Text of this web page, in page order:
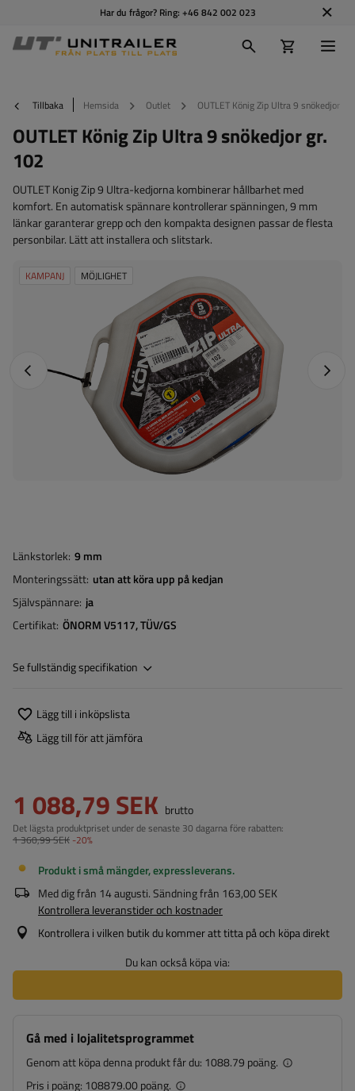
Har du frågor? Ring: +46 842 002 023
Tillbaka Hemsida Outlet OUTLET König Zip Ultra 9 snökedjor
OUTLET König Zip Ultra 9 snökedjor gr.
102
OUTLET Konig Zip 9 Ultra-kedjorna kombinerar hållbarhet med
komfort. En automatisk spännare kontrollerar spänningen, 9 mm
länkar garanterar grepp och den kompakta designen passar de flesta
personbilar. Lätt att installera och slitstark.
Föregående foto Nästa
KAMPANJ MÖJLIGHET
Länkstorlek 9 mm
Monteringssätt utan att köra upp på kedjan
Självspännare ja
Certifikat ÖNORM V5117 TÜV/GS
Se fullständig specifikation
Lägg till i inköpslista
Lägg till för att jämföra
1 088,79 SEK brutto
Det lägsta produktpriset under de senaste 30 dagarna före rabatten:
1 360,99 SEK -20%
Produkt i små mängder, expressleverans
Med dig från 14 augusti. Sändning från 163,00 SEK
Kontrollera leveranstider och kostnader
Kontrollera i vilken butik du kommer att titta på och köpa direkt
Du kan också köpa via:
Gå med i lojalitetsprogrammet
Genom att köpa denna produkt får du: 1088.79 poäng.
Pris i poäng: 108879.00 poäng.